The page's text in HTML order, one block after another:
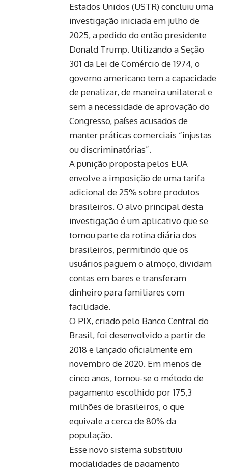
Estados Unidos (USTR) concluiu uma
investigação iniciada em julho de
2025, a pedido do então presidente
Donald Trump. Utilizando a Seção
301 da Lei de Comércio de 1974, o
governo americano tem a capacidade
de penalizar, de maneira unilateral e
sem a necessidade de aprovação do
Congresso, países acusados de
manter práticas comerciais “injustas
ou discriminatórias”.
A punição proposta pelos EUA
envolve a imposição de uma tarifa
adicional de 25% sobre produtos
brasileiros. O alvo principal desta
investigação é um aplicativo que se
tornou parte da rotina diária dos
brasileiros, permitindo que os
usuários paguem o almoço, dividam
contas em bares e transferam
dinheiro para familiares com
facilidade.
O PIX, criado pelo Banco Central do
Brasil, foi desenvolvido a partir de
2018 e lançado oficialmente em
novembro de 2020. Em menos de
cinco anos, tornou-se o método de
pagamento escolhido por 175,3
milhões de brasileiros, o que
equivale a cerca de 80% da
população.
Esse novo sistema substituiu
modalidades de pagamento